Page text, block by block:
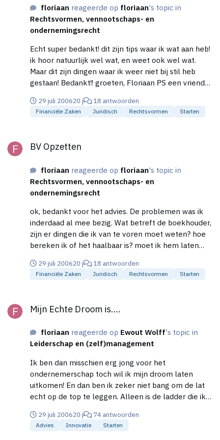
floriaan reageerde op floriaan's topic in
Rechtsvormen, vennootschaps- en
ondernemingsrecht
Echt super bedankt! dit zijn tips waar ik wat aan heb!
ik hoor natuurlijk wel wat, en weet ook wel wat.
Maar dit zijn dingen waar ik weer niet bij stil heb
gestaan! Bedankt!! groeten, Floriaan PS een vriend
Cooperation the Netherlands (FCN), is ook wel
lekker he?
29 juli 200620 j 18 antwoorden
Financiële Zaken Juridisch Rechtsvormen Starten
BV Opzetten
floriaan reageerde op floriaan's topic in
Rechtsvormen, vennootschaps- en
ondernemingsrecht
ok, bedankt voor het advies. De problemen was ik
inderdaad al mee bezig. Wat betreft de boekhouder,
zijn er dingen die ik van te voren moet weten? hoe
bereken ik of het haalbaar is? moet ik hem laten
bedoel je dat?
29 juli 200620 j 18 antwoorden
Financiële Zaken Juridisch Rechtsvormen Starten
Mijn Echte Droom is....
floriaan reageerde op Ewout Wolff's topic in
Leiderschap en (zelf)management
Ik ben dan misschien erg jong voor het
ondernemerschap toch wil ik mijn droom laten
uitkomen! En dan ben ik zeker niet bang om de lat
echt op de top te leggen. Alleen is de ladder die ik
UPS , DHL en TNT en nog veel meer. Ik leef alleen
met de gedachtte als zij het kunnen, waarom zou ik
29 juli 200620 j 74 antwoorden
Advies Innovatie Starten